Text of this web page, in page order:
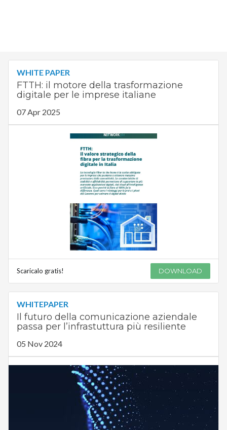
WHITE PAPER
FTTH: il motore della trasformazione
digitale per le imprese italiane
07 Apr 2025
Scaricalo gratis! DOWNLOAD
WHITEPAPER
Il futuro della comunicazione aziendale
passa per l’infrastuttura più resiliente
05 Nov 2024